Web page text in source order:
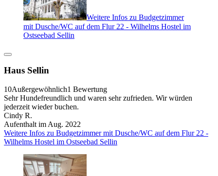
Weitere Infos zu Budgetzimmer
mit Dusche/WC auf dem Flur 22 - Wilhelms Hostel im
Ostseebad Sellin
Haus Sellin
10Außergewöhnlich1 Bewertung
Sehr Hundefreundlich und waren sehr zufrieden. Wir würden
jederzeit wieder buchen.
Cindy R.
Aufenthalt im Aug. 2022
Weitere Infos zu Budgetzimmer mit Dusche/WC auf dem Flur 22 -
Wilhelms Hostel im Ostseebad Sellin